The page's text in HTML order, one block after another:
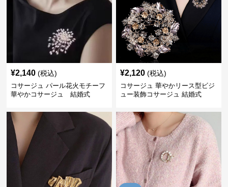
¥2,140 (税込)
コサージュ パール花火モチーフ
華やかコサージュ 結婚式
¥2,120 (税込)
コサージュ 華やかリース型ビジ
ュー装飾コサージュ 結婚式